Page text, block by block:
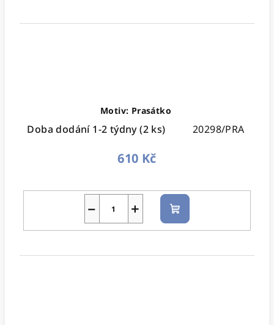
Motiv: Prasátko
Doba dodání 1-2 týdny(2 ks) 20298/PRA
610 Kč
+
− Do
košíku